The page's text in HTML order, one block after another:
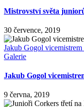
Mistrovství světa
30 července, 2019
Jakub Gogol vicemistrem
Galerie
Jakub Gogol
9 června, 2019